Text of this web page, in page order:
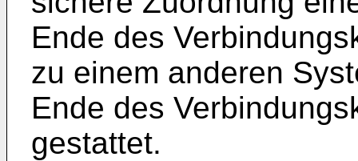
Ende des
zu einem anderen
Ende des
gestattet.